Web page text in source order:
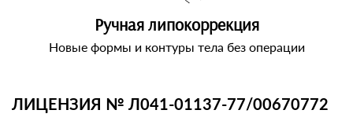
Ручная липокоррекция
Новые формы и контуры тела без операции
ЛИЦЕНЗИЯ № Л041-01137-77/00670772